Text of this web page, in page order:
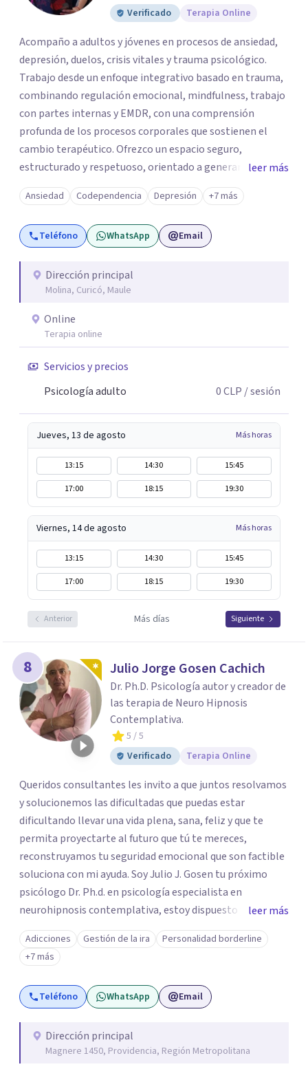
Verificado Terapia Online
Acompaño a adultos y jóvenes en procesos de ansiedad,
depresión, duelos, crisis vitales y trauma psicológico.
Trabajo desde un enfoque integrativo basado en trauma,
combinando regulación emocional, mindfulness, trabajo
con partes internas y EMDR, con una comprensión
profunda de los procesos corporales que sostienen el
cambio terapéutico. Ofrezco un espacio seguro,
estructurado y respetuoso, orientado a generar
estabilidad, alivio sintomático y transformación
profunda, avanzando a un ritmo acorde a la historia y
necesidades de cada persona. Si buscas un
acompañamiento profesional, humano y comprometido
honor acompañarte.
leer más
Ansiedad Codependencia Depresión +7 más
Teléfono WhatsApp Email
Dirección principal
Molina, Curicó, Maule
Online
Terapia online
Servicios y precios
Psicología adulto
0CLP / sesión
Jueves, 13 de agosto Más horas
13:15 14:30
15:45
17:00
18:15 19:30
Viernes, 14 de agosto Más horas
13:15 14:30
15:45
17:00
18:15 19:30
Anterior Más días Siguiente
8 Julio Jorge Gosen Cachich
Dr. Ph.D. Psicología autor y creador de
las terapia de Neuro Hipnosis
Contemplativa.
5 / 5
Verificado
Terapia Online
Queridos consultantes les invito a que juntos resolvamos
y solucionemos las dificultadas que puedas estar
dificultando llevar una vida plena, sana, feliz y que te
permita proyectarte al futuro que tú te mereces,
reconstruyamos tu seguridad emocional que son factible
soluciona con mi ayuda. Soy Julio J. Gosen tu próximo
psicólogo Dr. Ph.d. en psicología especialista en
neurohipnosis contemplativa, estoy dispuesto y deseoso
de acompañarte en este camino de auto descubrimiento
y crecimiento personal dejando atrás todo aquello que
nos impiden avanzar y ser exitosos.Vamos a transitar
juntos el camino a tu sanidad. DFisponible y atento a tu
llamado un abrazo cordial.
leer más
Adicciones Gestión de la ira
Personalidad borderline
+7 más
Teléfono WhatsApp Email
Dirección principal
Magnere 1450, Providencia, Región Metropolitana